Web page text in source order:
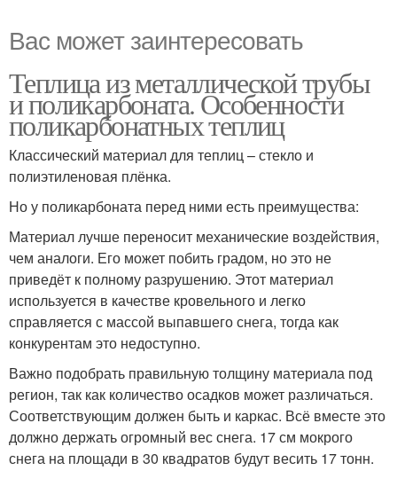
Вас может заинтересовать
Теплица из металлической трубы
и поликарбоната. Особенности
поликарбонатных теплиц
Классический материал для теплиц – стекло и
полиэтиленовая плёнка.
Но у поликарбоната перед ними есть преимущества:
Материал лучше переносит механические воздействия,
чем аналоги. Его может побить градом, но это не
приведёт к полному разрушению. Этот материал
используется в качестве кровельного и легко
справляется с массой выпавшего снега, тогда как
конкурентам это недоступно.
Важно подобрать правильную толщину материала под
регион, так как количество осадков может различаться.
Соответствующим должен быть и каркас. Всё вместе это
должно держать огромный вес снега. 17 см мокрого
снега на площади в 30 квадратов будут весить 17 тонн.